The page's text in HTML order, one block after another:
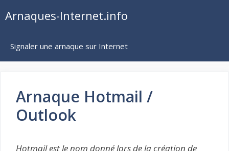
auArnaques-Internet.info
Signaler une arnaque sur Internet
Arnaque Hotmail /
Outlook
Hotmail est le nom donné lors de la création de